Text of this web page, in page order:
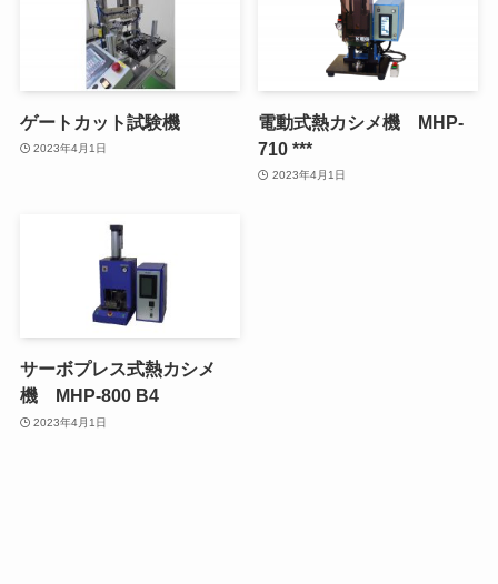
ゲートカット試験機
2023年4月1日
電動式熱カシメ機 MHP-
710 ***
2023年4月1日
サーボプレス式熱カシメ
機 MHP-800 B4
2023年4月1日